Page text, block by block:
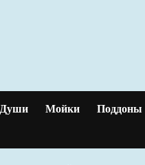
Души Мойки Поддоны